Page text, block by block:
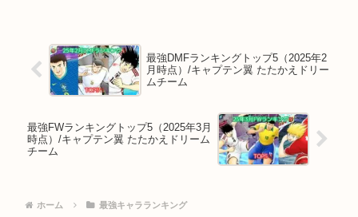
最強DMFランキングトップ5（2025年2
月時点）/キャプテン翼 たたかえドリー
ムチーム
最強FWランキングトップ5（2025年3月
時点）/キャプテン翼 たたかえドリーム
チーム
ホーム 最強キャラランキング